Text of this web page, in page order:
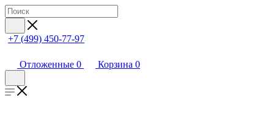
+7 (499) 450-77-97
Отложенные 0 Корзина 0